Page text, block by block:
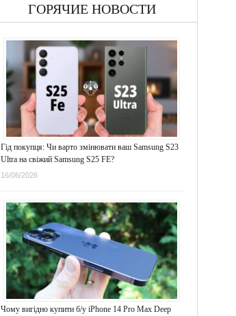
ГОРЯЧИЕ НОВОСТИ
Гід покупця: Чи варто змінювати ваш Samsung S23
Ultra на свіжий Samsung S25 FE?
16/06/2026
Чому вигідно купити б/у iPhone 14 Pro Max Deep